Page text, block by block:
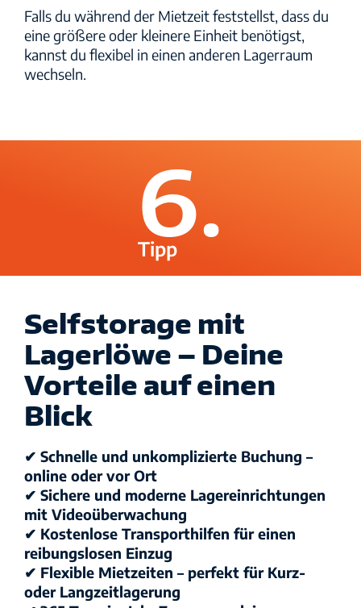
Falls du während der Mietzeit feststellst, dass du
eine größere oder kleinere Einheit benötigst,
kannst du flexibel in einen anderen Lagerraum
wechseln.
6.
Tipp
Selfstorage mit
Lagerlöwe – Deine
Vorteile auf einen
Blick
✔ Schnelle und unkomplizierte Buchung –
online oder vor Ort
✔ Sichere und moderne Lagereinrichtungen
mit Videoüberwachung
✔ Kostenlose Transporthilfen für einen
reibungslosen Einzug
✔ Flexible Mietzeiten – perfekt für Kurz-
oder Langzeitlagerung